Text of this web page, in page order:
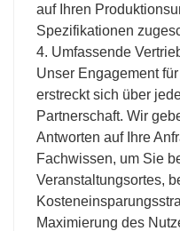
auf Ihren
Spezifikationen
4. Umfassende
Unser Engagement
erstreckt sich über
Partnerschaft. Wir
Antworten auf Ihre
Fachwissen, um Sie
Veranstaltungsortes,
Maximierung des